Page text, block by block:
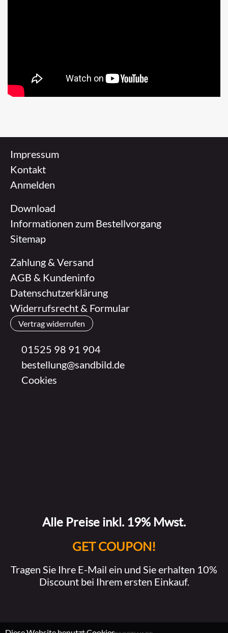
Impressum
Kontakt
Anmelden
Download
Informationen zum Bestellvorgang
Sitemap
Zahlung & Versand
AGB & Kundeninfo
Datenschutzerklärung
Widerrufsrecht & Formular
Vertrag widerrufen
01525 98 91 904
bestellung@sandbild.de
Cookies
Alle Preise inkl. 19% Mwst.
GET COUPON!
Tragen Sie Ihre E-Mail ein und Sie erhalten 10%
Discount bei Ihrem ersten Einkauf.